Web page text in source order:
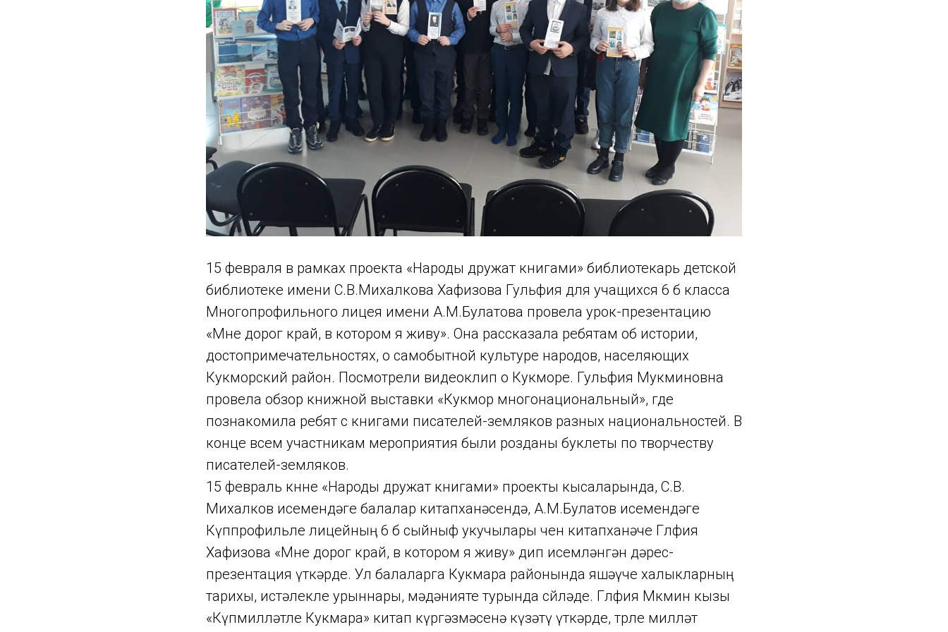
15 февраля в рамках проекта «Народы дружат книгами» библиотекарь детской
библиотеке имени С.В.Михалкова Хафизова Гульфия для учащихся 6 б класса
Многопрофильного лицея имени А.М.Булатова провела урок-презентацию
«Мне дорог край, в котором я живу». Она рассказала ребятам об истории,
достопримечательностях, о самобытной культуре народов, населяющих
Кукморский район. Посмотрели видеоклип о Кукморе. Гульфия Мукминовна
провела обзор книжной выставки «Кукмор многонациональный», где
познакомила ребят с книгами писателей-земляков разных национальностей. В
конце всем участникам мероприятия были розданы буклеты по творчеству
писателей-земляков.
15 февраль көнне «Народы дружат книгами» проекты кысаларында, С.В.
Михалков исемендәге балалар китапханәсендә, А.М.Булатов исемендәге
Күппрофильле лицейның 6 б сыйныф укучылары өчен китапханәче Гөлфия
Хафизова «Мне дорог край, в котором я живу» дип исемләнгән дәрес-
презентация үткәрде. Ул балаларга Кукмара районында яшәүче халыкларның
тарихы, истәлекле урыннары, мәдәнияте турында сөйләде. Гөлфия Мөкмин кызы
«Күпмилләтле Кукмара» китап күргәзмәсенә күзәтү үткәрде, төрле милләт